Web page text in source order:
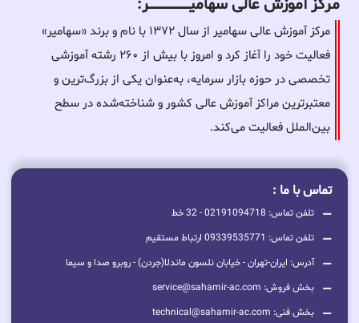
مرکز آموزش عالی سهامیـــــــــــــــــــــــــر:
مرکز آموزش عالی سهامیر از سال ۱۳۷۲ با نام و برند «سهامیر»
فعالیت خود را آغاز کرد و امروز با بیش از ۲۶۰ رشته آموزشی
تخصصی در حوزه بازار سرمایه، به‌عنوان یکی از بزرگ‌ترین و
معتبرترین مراکز آموزش عالی کشور و شناخته‌شده در سطح
بین‌الملل فعالیت می‌کند.
تماس با ما :
تلفن تماس: 02191094718 - 32 خط
تلفن تماس: 09339535771 ارتباط مستقیم
آدرس: ایران-تهران - خیابان نلسون ماندلا(جردن) - روبرو صدا و سیما
بخش فروش: service@sahamir-ac.com
بخش فنی: technical@sahamir-ac.com